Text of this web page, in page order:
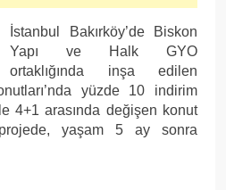
İstanbul Bakırköy’de Biskon
Yapı ve Halk GYO
ortaklığında inşa edilen
yüzde 10 indirim
4+1 arasında değişen konut
yaşam 5 ay sonra